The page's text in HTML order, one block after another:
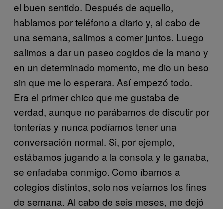
el buen sentido. Después de aquello,
hablamos por teléfono a diario y, al cabo de
una semana, salimos a comer juntos. Luego
salimos a dar un paseo cogidos de la mano y
en un determinado momento, me dio un beso
sin que me lo esperara. Así empezó todo.
Era el primer chico que me gustaba de
verdad, aunque no parábamos de discutir por
tonterías y nunca podíamos tener una
conversación normal. Si, por ejemplo,
estábamos jugando a la consola y le ganaba,
se enfadaba conmigo. Como íbamos a
colegios distintos, solo nos veíamos los fines
de semana. Al cabo de seis meses, me dejó